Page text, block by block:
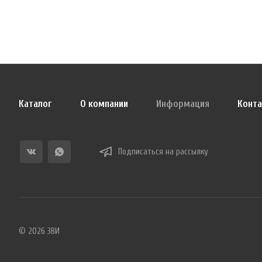
Каталог О компании Информация
Подписаться на рассылку
© 2026 ЗВИ